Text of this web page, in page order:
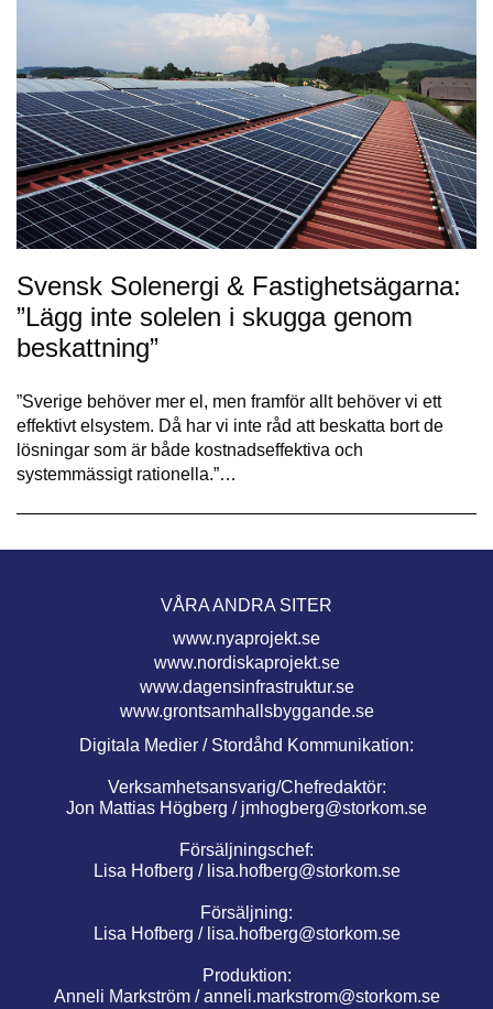
Svensk Solenergi & Fastighetsägarna:
”Lägg inte solelen i skugga genom
beskattning”
”Sverige behöver mer el, men framför allt behöver vi ett
effektivt elsystem. Då har vi inte råd att beskatta bort de
lösningar som är både kostnadseffektiva och
systemmässigt rationella.”…
VÅRA ANDRA SITER
www.nyaprojekt.se
www.nordiskaprojekt.se
www.dagensinfrastruktur.se
www.grontsamhallsbyggande.se
Digitala Medier / Stordåhd Kommunikation:
Verksamhetsansvarig/Chefredaktör:
Jon Mattias Högberg / jmhogberg@storkom.se
Försäljningschef:
Lisa Hofberg / lisa.hofberg@storkom.se
Försäljning:
Lisa Hofberg / lisa.hofberg@storkom.se
Produktion:
Anneli Markström /anneli.markstrom@storkom.se